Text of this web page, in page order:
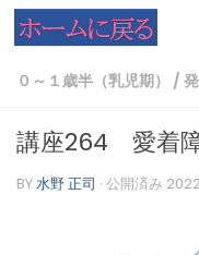
コンテンツへスキップ
０～１歳半（乳児期） /
講座264 愛着
BY水野 正司 · 公開済み